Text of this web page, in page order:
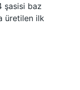
şasisi baz
üretilen ilk